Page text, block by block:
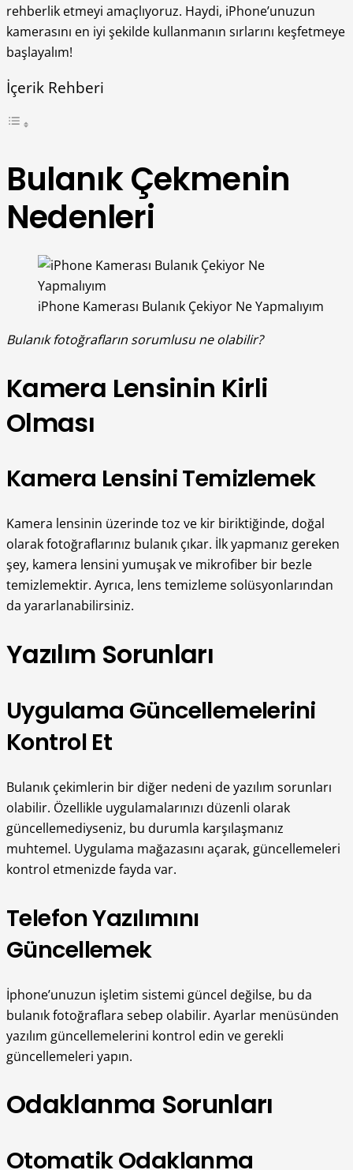
rehberlik etmeyi amaçlıyoruz. Haydi, iPhone’unuzun
kamerasını en iyi şekilde kullanmanın sırlarını keşfetmeye
başlayalım!
İçerik Rehberi
Bulanık Çekmenin
Nedenleri
iPhone Kamerası Bulanık Çekiyor Ne Yapmalıyım
Bulanık fotoğrafların sorumlusu ne olabilir?
Kamera Lensinin Kirli
Olması
Kamera Lensini Temizlemek
Kamera lensinin üzerinde toz ve kir biriktiğinde, doğal
olarak fotoğraflarınız bulanık çıkar. İlk yapmanız gereken
şey, kamera lensini yumuşak ve mikrofiber bir bezle
temizlemektir. Ayrıca, lens temizleme solüsyonlarından
da yararlanabilirsiniz.
Yazılım Sorunları
Uygulama Güncellemelerini
Kontrol Et
Bulanık çekimlerin bir diğer nedeni de yazılım sorunları
olabilir. Özellikle uygulamalarınızı düzenli olarak
güncellemediyseniz, bu durumla karşılaşmanız
muhtemel. Uygulama mağazasını açarak, güncellemeleri
kontrol etmenizde fayda var.
Telefon Yazılımını
Güncellemek
İphone’unuzun işletim sistemi güncel değilse, bu da
bulanık fotoğraflara sebep olabilir. Ayarlar menüsünden
yazılım güncellemelerini kontrol edin ve gerekli
güncellemeleri yapın.
Odaklanma Sorunları
Otomatik Odaklanma